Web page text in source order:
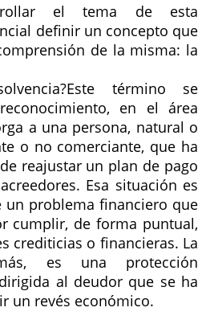
el tema de esta
definir un concepto que
de la misma: la
Este término se
en el área
a una persona, natural o
o no comerciante, que ha
reajustar un plan de pago
Esa situación es
un problema financiero que
cumplir, de forma puntual,
crediticias o financieras. La
es una protección
al deudor que se ha
un revés económico.